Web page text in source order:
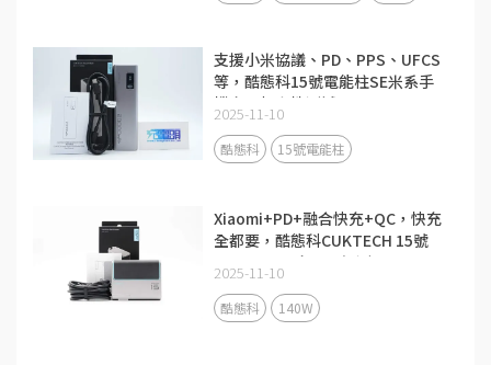
支援小米協議、PD、PPS、UFCS
等，酷態科15號電能柱SE米系手
機充電相容性測試
2025-11-10
酷態科 15號電能柱
Xiaomi+PD+融合快充+QC，快充
全都要，酷態科CUKTECH 15號
140W 3C1A充電器評測
2025-11-10
酷態科 140W